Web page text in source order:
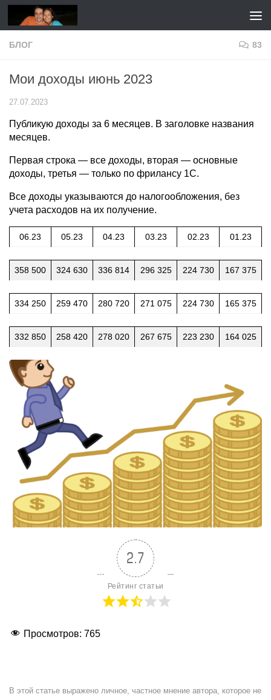
Перейти к содержимому
БЛОГ 83
Мои доходы июнь 2023
27.07.2023
Публикую доходы за 6 месяцев. В заголовке названия
месяцев.
Первая строка — все доходы, вторая — основные
доходы, третья — только по фрилансу 1С.
Все доходы указываются до налогообложения, без
учета расходов на их получение.
06.23 05.23 04.23 03.23 02.23 01.23
358 500 324 630 336 814 296 325 224 730 167 375
334 250 259 470 280 720 271 075 224 730 165 375
332 850 258 420 278 020 267 675 223 230 164 025
2.7
Рейтинг статьи
Просмотров: 765
В этой статье выражено личное, частное мнение автора, которое не